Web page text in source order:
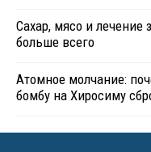
Сахар, мясо и лечение
больше всего
Атомное молчание:
бомбу на Хиросиму